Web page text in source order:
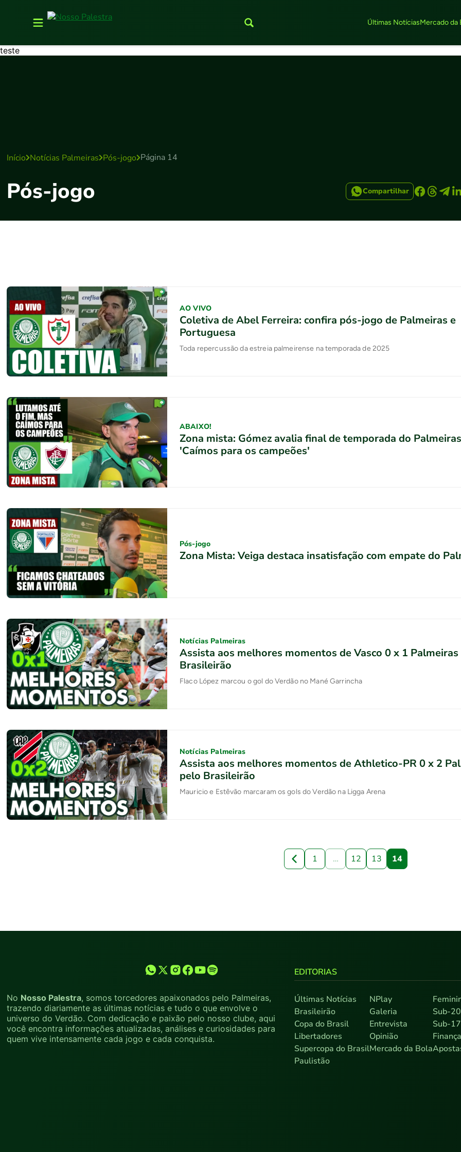
Últimas NotíciasMercado da
teste
Início Notícias Palmeiras Pós-jogo Página 14
Pós-jogo Compartilhar
AO VIVO
Coletiva de Abel Ferreira: confira pós-jogo de Palmeiras e
Portuguesa
Toda repercussão da estreia palmeirense na temporada de 2025
ABAIXO!
Zona mista: Gómez avalia final de temporada do
'Caímos para os campeões'
Pós-jogo
Zona Mista: Veiga destaca insatisfação com empate do
Notícias Palmeiras
Assista aos melhores momentos de Vasco 0 x 1
Brasileirão
Flaco López marcou o gol do Verdão no Mané Garrincha
Notícias Palmeiras
Assista aos melhores momentos de Athletico-PR 0 x 2
pelo Brasileirão
Mauricio e Estêvão marcaram os gols do Verdão na Ligga Arena
1 … 12 13 14
No Nosso Palestra, somos torcedores apaixonados pelo Palmeiras,
trazendo diariamente as últimas notícias e tudo o que envolve o
universo do Verdão. Com dedicação e paixão pelo nosso clube, aqui
você encontra informações atualizadas, análises e curiosidades para
quem vive intensamente cada jogo e cada conquista.
EDITORIAS
Últimas Notícias
Brasileirão
Copa do Brasil
Libertadores
Supercopa do Brasil
Paulistão
NPlay
Galeria
Entrevista
Opinião
Mercado da Bola
Sub-20
Sub-17